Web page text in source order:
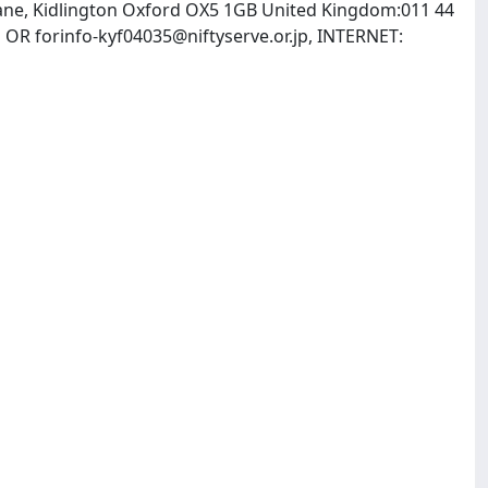
Kidlington Oxford OX5 1GB United Kingdom:011 44
ORforinfo-kyf04035@niftyserve.or.jp, INTERNET: